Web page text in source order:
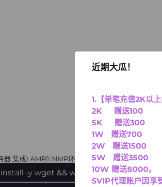
集成LAMP/LNMP环境安装，网站、FTP、数据
-y wget && wget -O install.sh
近期大瓜！
1.【单笔充值2K以
2K 赠送100
5K 赠送300
1W 赠送700
2W 赠送1500
5W 赠送3500
10W 赠送8000。
SVIP代理账户因享